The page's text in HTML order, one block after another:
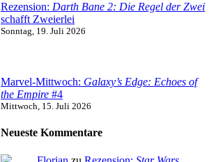
Rezension: Darth Bane 2: Die Regel der Zwei
schafft Zweierlei
Sonntag, 19. Juli 2026
Marvel-Mittwoch: Galaxy’s Edge: Echoes of
the Empire #4
Mittwoch, 15. Juli 2026
Neueste Kommentare